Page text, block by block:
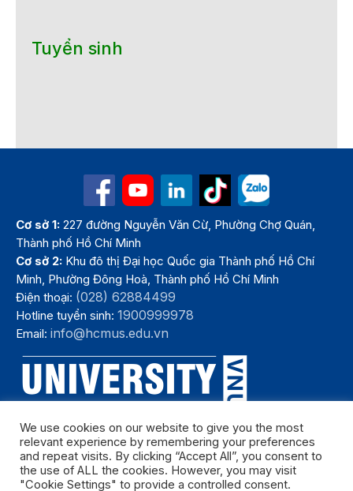
Tuyển sinh
Cơ sở 1: 227 đường Nguyễn Văn Cừ, Phường Chợ Quán,
Thành phố Hồ Chí Minh
Cơ sở 2: Khu đô thị Đại học Quốc gia Thành phố Hồ Chí
Minh, Phường Đông Hoà, Thành phố Hồ Chí Minh
Điện thoại: (028) 62884499
Hotline tuyển sinh:1900999978
Email:info@hcmus.edu.vn
We use cookies on our website to give you the most
relevant experience by remembering your preferences
and repeat visits. By clicking “Accept All”, you consent to
the use of ALL the cookies. However, you may visit
"Cookie Settings" to provide a controlled consent.